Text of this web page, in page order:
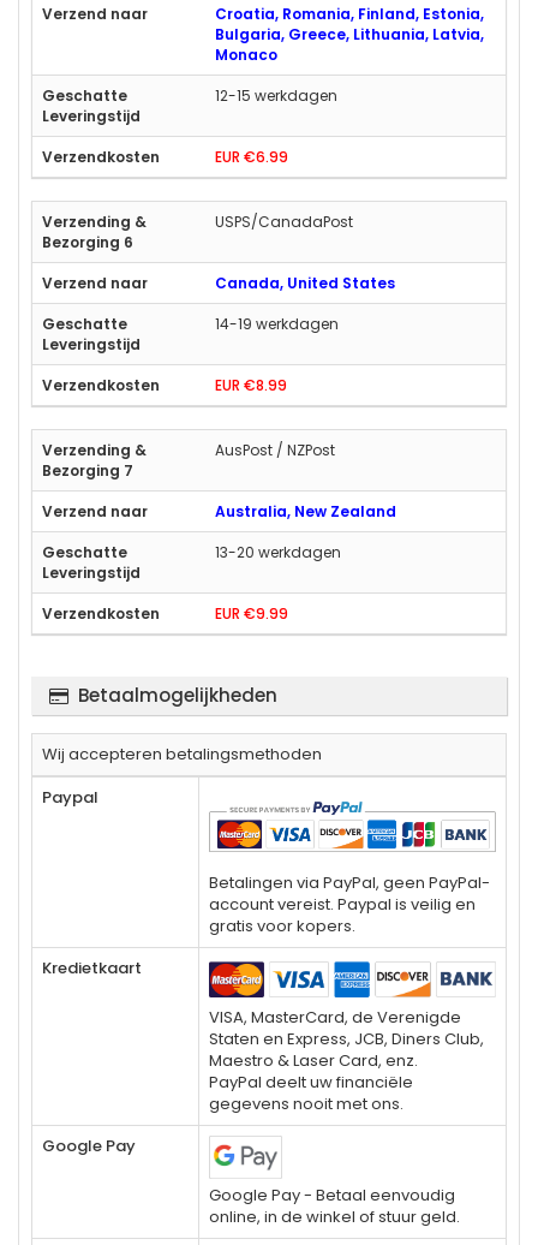
Croatia, Romania, Finland, Estonia,
Bulgaria, Greece, Lithuania, Latvia,
Monaco
12-15 werkdagen
EUR €6.99
USPS/CanadaPost
Canada, United States
14-19 werkdagen
EUR €8.99
AusPost / NZPost
Australia, New Zealand
13-20 werkdagen
EUR €9.99
Betaalmogelijkheden
Wij accepteren betalingsmethoden
Paypal
Betalingen via PayPal, geen PayPal-
account vereist. Paypal is veilig en
gratis voor kopers.
Kredietkaart
VISA, MasterCard, de Verenigde
Staten en Express, JCB, Diners Club,
Maestro & Laser Card, enz.
PayPal deelt uw financiële
gegevens nooit met ons.
Google Pay
Google Pay - Betaal eenvoudig
online, in de winkel of stuur geld.